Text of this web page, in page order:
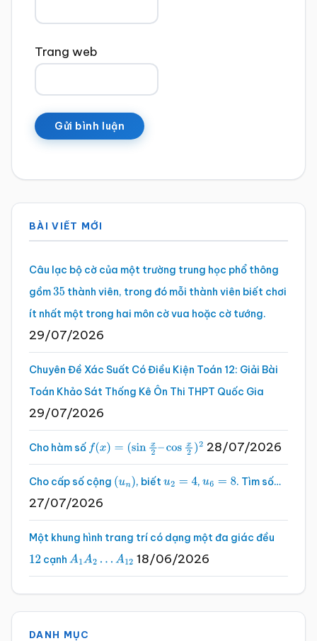
Trang web
Sidebar
chính
BÀI VIẾT MỚI
Câu lạc bộ cờ của một trường trung học phổ thông
gồm35 thành viên, trong đó mỗi thành viên biết chơi
ít nhất một trong hai môn cờ vua hoặc cờ tướng.
29/07/2026
Chuyên Đề Xác Suất Có Điều Kiện Toán 12: Giải Bài
Toán Khảo Sát Thống Kê Ôn Thi THPT Quốc Gia
29/07/2026
Cho hàm số f(x)=(sinx2 –cosx2 )2 28/07/2026
Cho cấp số cộng (un), biếtu2 =4 , u6 =8 . Tìm số…
27/07/2026
Một khung hình trang trí có dạng một đa giác đều
12 cạnh A1A2…A 12 18/06/2026
DANH MỤC